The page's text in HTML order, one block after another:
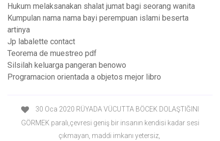
Hukum melaksanakan shalat jumat bagi seorang wanita
Kumpulan nama nama bayi perempuan islami beserta
artinya
Jp labalette contact
Teorema de muestreo pdf
Silsilah keluarga pangeran benowo
Programacion orientada a objetos mejor libro
30 Oca 2020 RÜYADA VÜCUTTA BÖCEK DOLAŞTIĞINI
GÖRMEK paralı,çevresi geniş bir insanın kendisi kadar sesi
çıkmayan, maddi imkanı yetersiz,